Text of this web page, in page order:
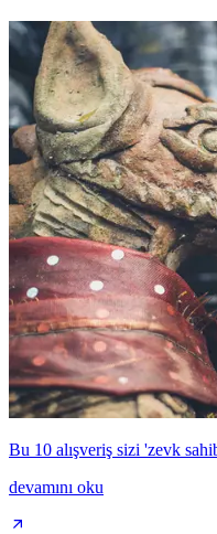
Bu 10 alışveriş sizi 'zevk
devamını oku